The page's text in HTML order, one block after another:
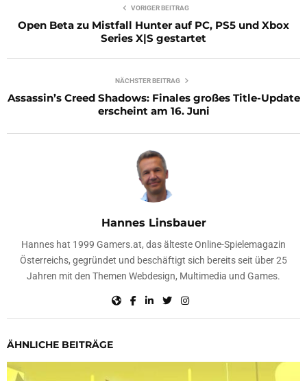
VORIGER BEITRAG
Open Beta zu Mistfall Hunter auf PC, PS5 und Xbox
Series X|S gestartet
NÄCHSTER BEITRAG
Assassin’s Creed Shadows: Finales großes Title-Update
erscheint am 16. Juni
Hannes Linsbauer
Hannes hat 1999 Gamers.at, das älteste Online-Spielemagazin
Österreichs, gegründet und beschäftigt sich bereits seit über 25
Jahren mit den Themen Webdesign, Multimedia und Games.
ÄHNLICHE BEITRÄGE